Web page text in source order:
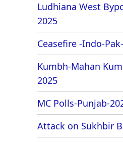
Ludhiana West
2025
Ceasefire -Indo-
Kumbh-Mahan
2025
MC Polls-Punjab-
Attack on Sukhbir